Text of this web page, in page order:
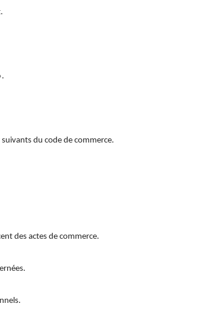
du code de commerce.
des actes de commerce.